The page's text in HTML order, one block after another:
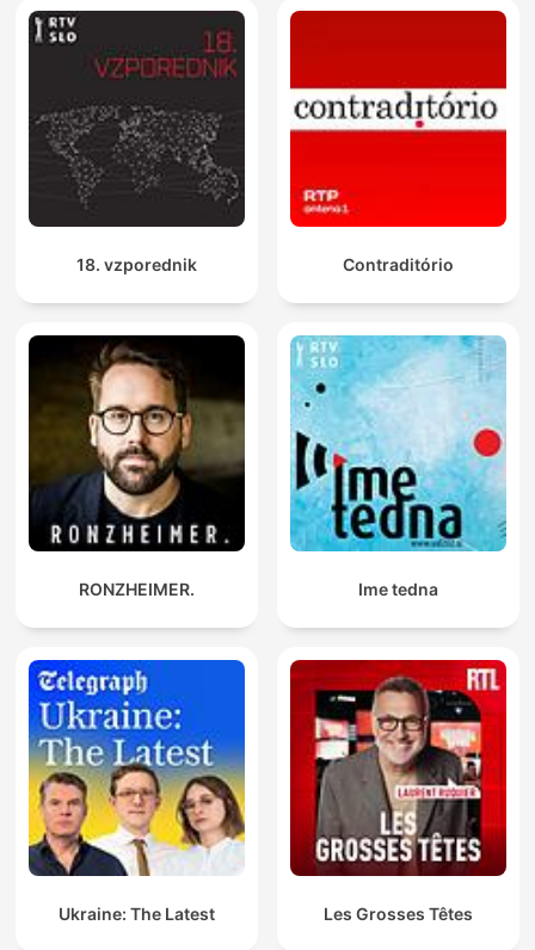
18. vzporednik Contraditório
RONZHEIMER. Ime tedna
Ukraine: The Latest Les Grosses Têtes